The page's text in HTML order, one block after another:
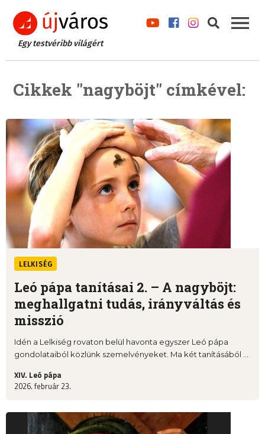
Egy testvéribb világért
Cikkek "nagyböjt" címkével:
LELKISÉG
Leó pápa tanításai 2. – A nagyböjt:
meghallgatni tudás, irányváltás és
misszió
Idén a Lelkiség rovaton belül havonta egyszer Leó pápa
gondolataiból közlünk szemelvényeket. Ma két tanításából ...
XIV. Leó pápa
2026. február 23.